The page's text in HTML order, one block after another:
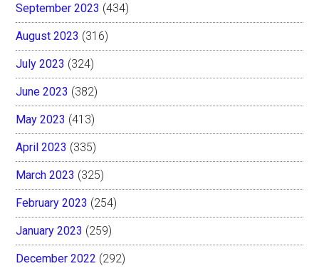
September 2023 (434)
August 2023 (316)
July 2023 (324)
June 2023 (382)
May 2023 (413)
April 2023 (335)
March 2023 (325)
February 2023 (254)
January 2023 (259)
December 2022 (292)